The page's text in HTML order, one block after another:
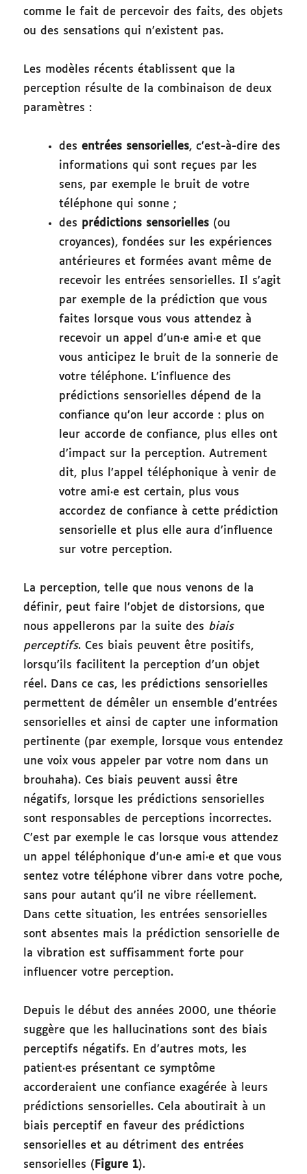
comme le fait de percevoir des faits, des objets
ou des sensations qui n’existent pas.
Les modèles récents établissent que la
perception résulte de la combinaison de deux
paramètres :
desentrées sensorielles, c’est-à-dire des
informations qui sont reçues par les
sens, par exemple le bruit de votre
téléphone qui sonne ;
des prédictions sensorielles (ou
croyances), fondées sur les expériences
antérieures et formées avant même de
recevoir les entrées sensorielles. Il s’agit
par exemple de la prédiction que vous
faites lorsque vous vous attendez à
recevoir un appel d’un·e ami·e et que
vous anticipez le bruit de la sonnerie de
votre téléphone. L’influence des
prédictions sensorielles dépend de la
confiance qu’on leur accorde : plus on
leur accorde de confiance, plus elles ont
d’impact sur la perception. Autrement
dit, plus l’appel téléphonique à venir de
votre ami·e est certain, plus vous
accordez de confiance à cette prédiction
sensorielle et plus elle aura d’influence
sur votre perception.
La perception, telle que nous venons de la
définir, peut faire l’objet de distorsions, que
nous appellerons par la suite des biais
perceptifs. Ces biais peuvent être positifs,
lorsqu’ils facilitent la perception d’un objet
réel. Dans ce cas, les prédictions sensorielles
permettent de démêler un ensemble d’entrées
sensorielles et ainsi de capter une information
pertinente (par exemple, lorsque vous entendez
une voix vous appeler par votre nom dans un
brouhaha). Ces biais peuvent aussi être
négatifs, lorsque les prédictions sensorielles
sont responsables de perceptions incorrectes.
C’est par exemple le cas lorsque vous attendez
un appel téléphonique d’un·e ami·e et que vous
sentez votre téléphone vibrer dans votre poche,
sans pour autant qu’il ne vibre réellement.
Dans cette situation, les entrées sensorielles
sont absentes mais la prédiction sensorielle de
la vibration est suffisamment forte pour
influencer votre perception.
Depuis le début des années 2000, une théorie
suggère que les hallucinations sont des biais
perceptifs négatifs. En d’autres mots, les
patient·es présentant ce symptôme
accorderaient une confiance exagérée à leurs
prédictions sensorielles. Cela aboutirait à un
biais perceptif en faveur des prédictions
sensorielles et au détriment des entrées
sensorielles (Figure 1).